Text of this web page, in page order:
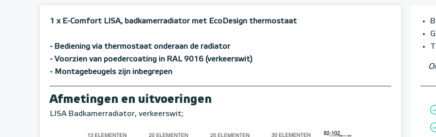
1 x E-Comfort LISA, badkamerradiator met EcoDesign thermostaat
- Bediening via thermostaat onderaan de radiator
- Voorzien van poedercoating in RAL 9016 (verkeerswit)
- Montagebeugels zijn inbegrepen
Afmetingen en uitvoeringen
LISA Badkamerradiator, verkeerswit;